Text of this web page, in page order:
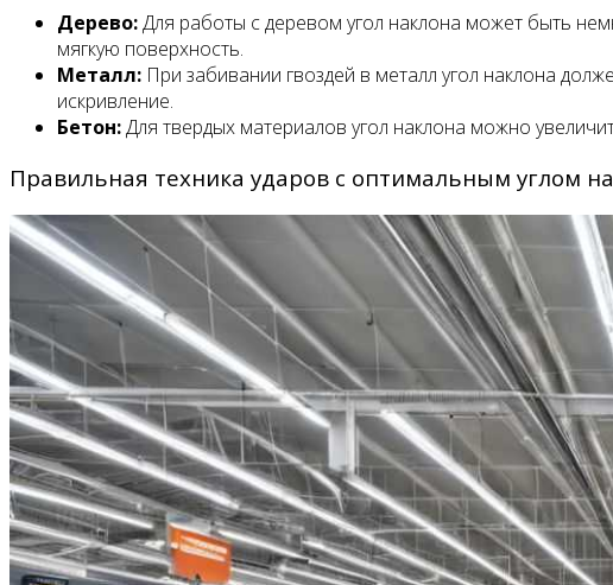
Дерево:Для работы с деревом угол наклона может быть
мягкую поверхность.
Металл: При забивании гвоздей в металл угол наклона
искривление.
Бетон:Для твердых материалов угол наклона можно
Правильная техника ударов с оптимальным углом